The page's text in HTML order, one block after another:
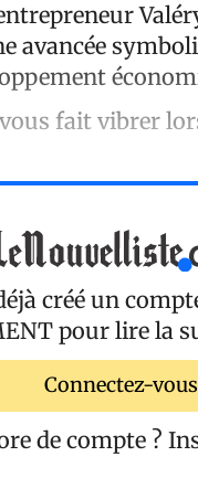
avancée
fait vibrer
créé un
pour lire la
Connectez-vous
de compte ?